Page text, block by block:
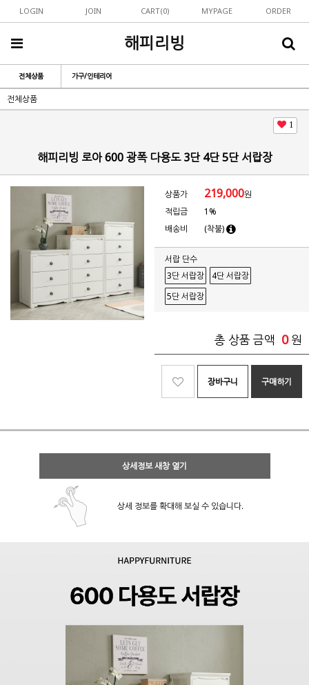
LOGIN JOIN CART(0) MYPAGE ORDER
해피리빙
전체상품 가구/인테리어
전체상품
1
해피리빙 로아 600 광폭 다용도 3단 4단 5단 서랍장
상품가 219,000원
적립금
1%
배송비
(착불)
서랍 단수
3단 서랍장
4단 서랍장
5단 서랍장
총 상품 금액 0 원
장바구니 구매하기
상세정보 새창 열기
상세 정보를 확대해 보실 수 있습니다.